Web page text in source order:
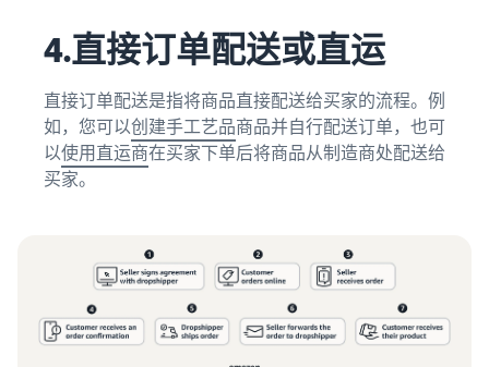
4.直接订单配送或直运
直接订单配送是指将商品直接配送给买家的流程。例
如，您可以创建手工艺品商品并自行配送订单，也可
以使用直运商在买家下单后将商品从制造商处配送给
买家。